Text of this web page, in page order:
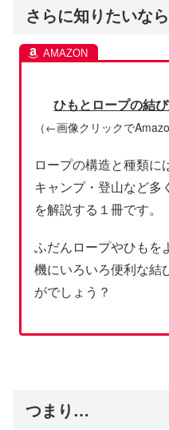
さらに知りたいな
ひもとロープの結
（←画像クリックで
ロープの構造と種類に
キャンプ・登山など多
を解説する１冊です。
ふだんロープやひもを
機にいろいろ便利な結
がでしょう？
つまり…